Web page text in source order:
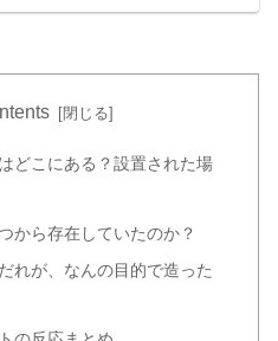
どこにある？設置された場
から存在していたのか？
れが、なんの目的で造った